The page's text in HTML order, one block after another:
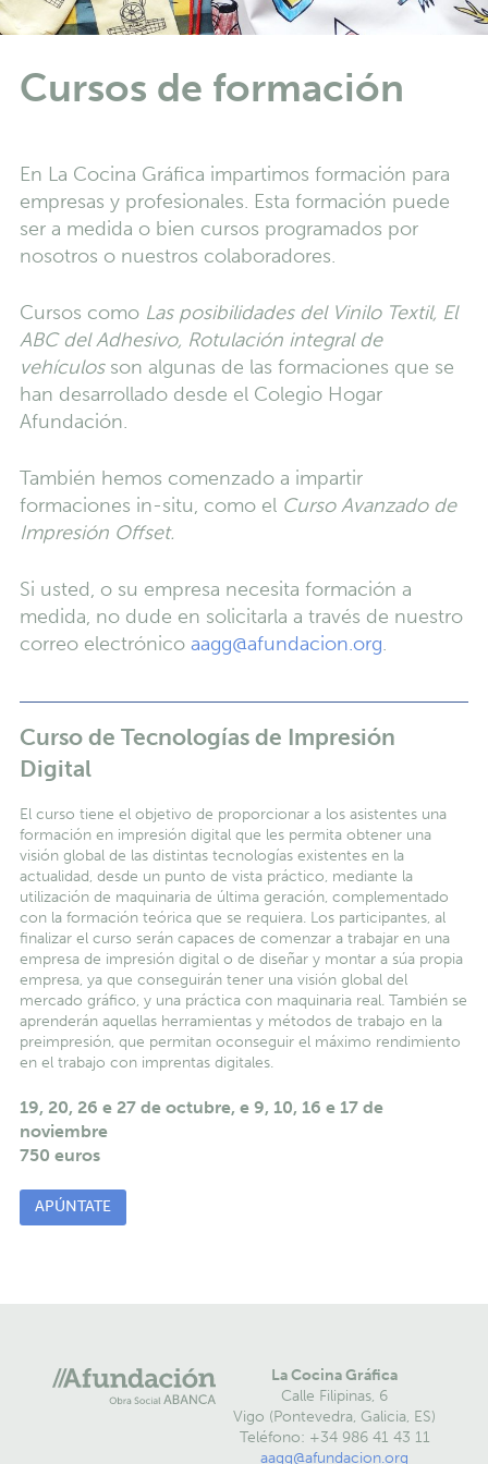
Cursos de formación
En La Cocina Gráfica impartimos formación para
empresas y profesionales. Esta formación puede
ser a medida o bien cursos programados por
nosotros o nuestros colaboradores.
Cursos como Las posibilidades del Vinilo Textil, El
ABC del Adhesivo, Rotulación integral de
vehículos son algunas de las formaciones que se
han desarrollado desde el Colegio Hogar
Afundación.
También hemos comenzado a impartir
formaciones in-situ, como el Curso Avanzado de
Impresión Offset.
Si usted, o su empresa necesita formación a
medida, no dude en solicitarla a través de nuestro
correo electrónico aagg@afundacion.org.
Curso de Tecnologías de Impresión
Digital
El curso tiene el objetivo de proporcionar a los asistentes una
formación en impresión digital que les permita obtener una
visión global de las distintas tecnologías existentes en la
actualidad, desde un punto de vista práctico, mediante la
utilización de maquinaria de última geración, complementado
con la formación teórica que se requiera. Los participantes, al
finalizar el curso serán capaces de comenzar a trabajar en una
empresa de impresión digital o de diseñar y montar a súa propia
empresa, ya que conseguirán tener una visión global del
mercado gráfico, y una práctica con maquinaria real. También se
aprenderán aquellas herramientas y métodos de trabajo en la
preimpresión, que permitan oconseguir el máximo rendimiento
en el trabajo con imprentas digitales.
19, 20, 26 e 27 de octubre, e 9, 10, 16 e 17 de
noviembre
750 euros
APÚNTATE
La Cocina Gráfica
Calle Filipinas, 6
Vigo (Pontevedra, Galicia, ES)
Teléfono: +34 986 41 43 11
aagg@afundacion.org